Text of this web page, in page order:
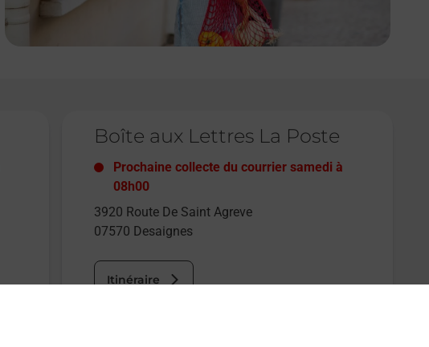
Boîte aux Lettres La Poste
Prochaine collecte du courriersamedi à
08h00
3920 Route De Saint Agreve
07570 Desaignes
Itinéraire